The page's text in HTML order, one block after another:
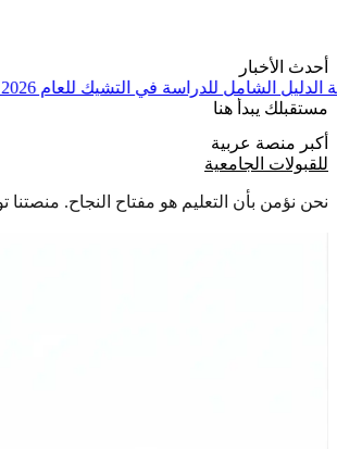
أحدث الأخبار
في التشيك للعام 2026
• مقالة الدليل
مستقبلك يبدأ هنا
أكبر منصة عربية
للقبولات الجامعية
نحن نؤمن بأن التعليم هو مفتاح النجاح.